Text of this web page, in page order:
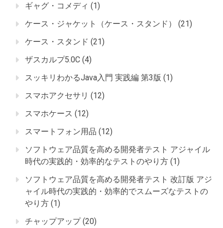
ギャグ・コメディ (1)
ケース・ジャケット（ケース・スタンド）
(21)
ケース・スタンド (21)
ザスカルプ5.0C (4)
スッキリわかるJava入門 実践編 第3版 (1)
スマホアクセサリ (12)
スマホケース (12)
スマートフォン用品 (12)
ソフトウェア品質を高める開発者テスト アジャイル
時代の実践的・効率的なテストのやり方 (1)
ソフトウェア品質を高める開発者テスト 改訂版 アジ
ャイル時代の実践的・効率的でスムーズなテストの
やり方 (1)
チャップアップ(20)